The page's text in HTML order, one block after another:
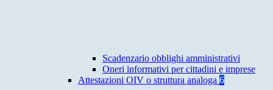
Scadenzario obblighi amministrativi
Oneri informativi per cittadini e imprese
Attestazioni OIV o struttura analoga 6